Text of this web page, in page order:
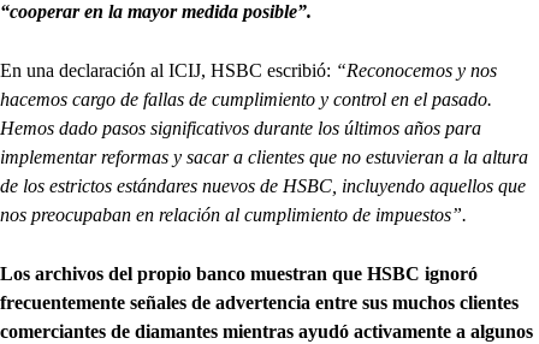
“cooperar en la mayor medida posible”.
En una declaración al ICIJ, HSBC escribió: “Reconocemos y nos
hacemos cargo de fallas de cumplimiento y control en el pasado.
Hemos dado pasos significativos durante los últimos años para
implementar reformas y sacar a clientes que no estuvieran a la altura
de los estrictos estándares nuevos de HSBC, incluyendo aquellos que
nos preocupaban en relación al cumplimiento de impuestos”.
Los archivos del propio banco muestran que HSBC ignoró
frecuentemente señales de advertencia entre sus muchos clientes
comerciantes de diamantes mientras ayudó activamente a algunos